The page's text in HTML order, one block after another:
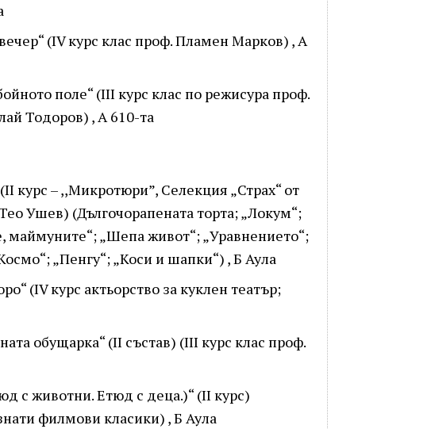
(IV курс клас проф. Пламен Марков) , А
поле“ (III курс клас по режисура проф.
Тодоров) , А 610-та
курс – ,,Микротюри”, Селекция „Страх“ от
Ушев) (Дългочорапената торта; „Локум“;
маймуните“; „Шепа живот“; „Уравнението“;
„Пенгу“; „Коси и шапки“) , Б Аула
(IV курс актьорство за куклен театър;
обущарка“ (II състав) (III курс клас проф.
с животни. Етюд с деца.)“ (II курс)
филмови класики) , Б Аула